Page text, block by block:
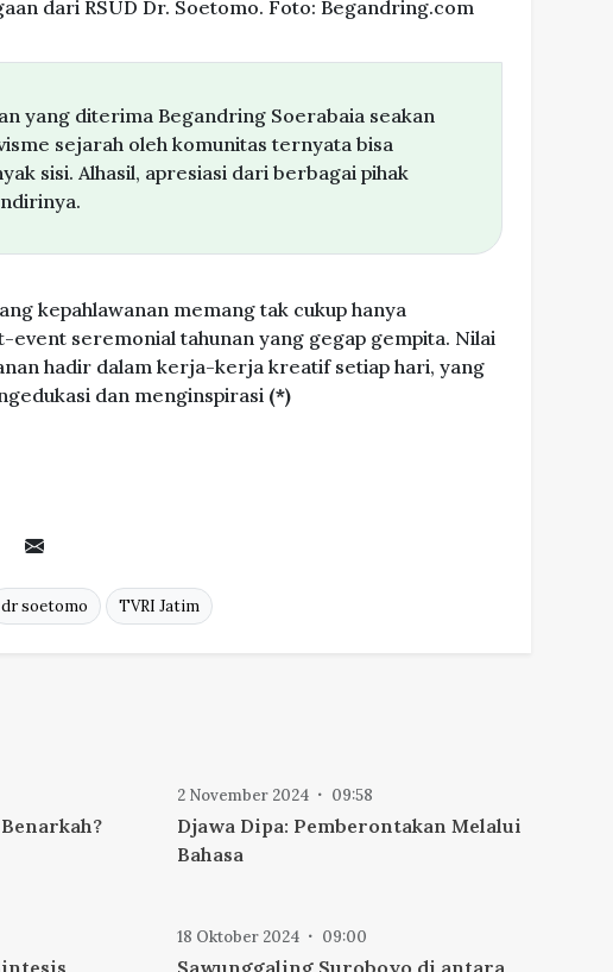
dari RSUD Dr. Soetomo. Foto: Begandring.com
yang diterima Begandring Soerabaia seakan
sejarah oleh komunitas ternyata bisa
sisi. Alhasil, apresiasi dari berbagai pihak
kepahlawanan memang tak cukup hanya
event seremonial tahunan yang gegap gempita. Nilai
hadir dalam kerja-kerja kreatif setiap hari, yang
dan menginspirasi (*)
dr soetomo TVRI Jatim
2 November 2024 09:58
Djawa Dipa: Pemberontakan Melalui
Bahasa
18 Oktober 2024 09:00
Sawunggaling Suroboyo di antara